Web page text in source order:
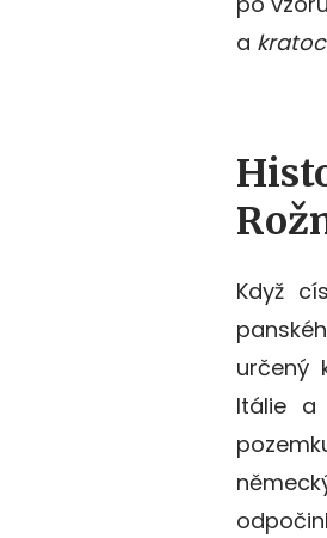
a
Když
určený
Itálie a